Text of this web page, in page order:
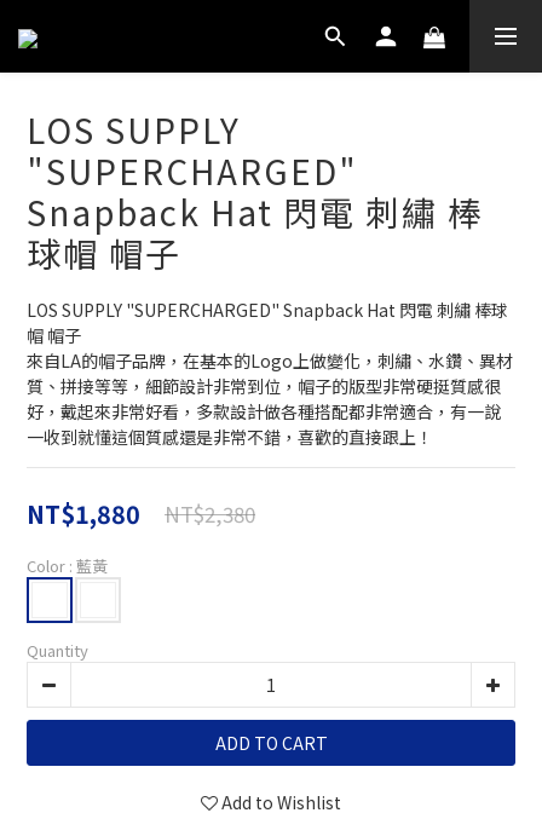
LOS SUPPLY
"SUPERCHARGED"
Snapback Hat 閃電 刺繡 棒
球帽 帽子
LOS SUPPLY "SUPERCHARGED" Snapback Hat 閃電 刺繡 棒球
帽 帽子
來自LA的帽子品牌，在基本的Logo上做變化，刺繡、水鑽、異材
質、拼接等等，細節設計非常到位，帽子的版型非常硬挺質感很
好，戴起來非常好看，多款設計做各種搭配都非常適合，有一說
一收到就懂這個質感還是非常不錯，喜歡的直接跟上！
NT$1,880 NT$2,380
Color : 藍黃
Quantity
ADD TO CART
Add to Wishlist